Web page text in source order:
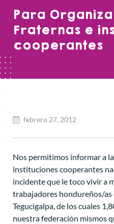
Para
Fraternas e
cooperantes
febrero 27, 2012
Nos permitimos informar a
instituciones cooperantes
incidente que le toco vivir a
trabajadores hondureños/as
Tegucigalpa, de los cuales
nuestra federación mismos